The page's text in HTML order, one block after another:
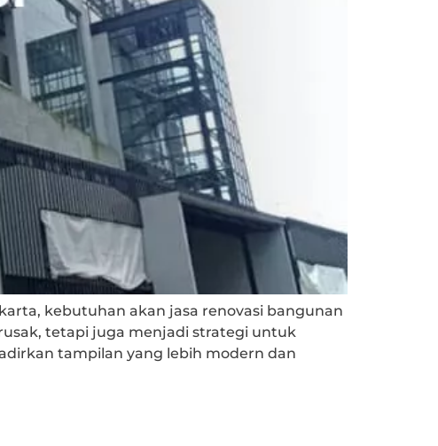
kebutuhan akan jasa renovasi bangunan
tetapi juga menjadi strategi untuk
tampilan yang lebih modern dan